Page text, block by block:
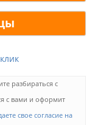
разбираться с
с вами и оформит
свое согласие на